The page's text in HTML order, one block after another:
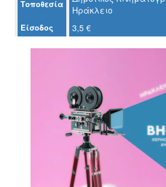
ΤΟΠΟΣ
ΜΑΣ
Τοποθεσία
Ηράκλειο
Είσοδος 3,5 €